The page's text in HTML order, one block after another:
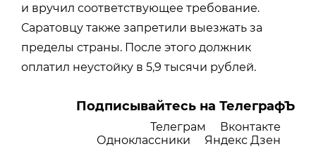
и вручил соответствующее требование.
Саратовцу также запретили выезжать за
пределы страны. После этого должник
оплатил неустойку в 5,9 тысячи рублей.
Подписывайтесь на ТелеграфЪ
Телеграм
Вконтакте
Одноклассники
Яндекс Дзен